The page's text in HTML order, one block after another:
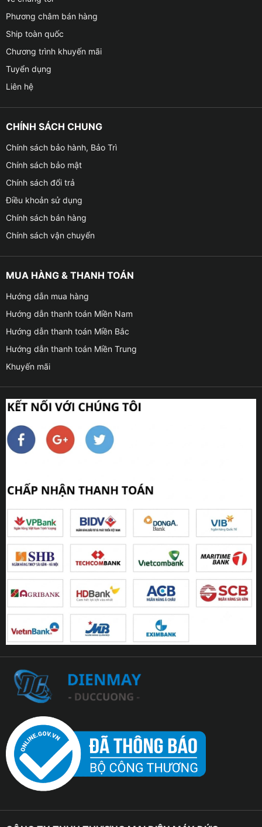
Phương châm bán hàng
Ship toàn quốc
Chương trình khuyến mãi
Tuyển dụng
Liên hệ
CHÍNH SÁCH CHUNG
Chính sách bảo hành, Bảo Trì
Chính sách bảo mật
Chính sách đổi trả
Điều khoản sử dụng
Chính sách bán hàng
Chính sách vận chuyển
MUA HÀNG & THANH TOÁN
Hướng dẫn mua hàng
Hướng dẫn thanh toán Miền Nam
Hướng dẫn thanh toán Miền Bắc
Hướng dẫn thanh toán Miền Trung
Khuyến mãi